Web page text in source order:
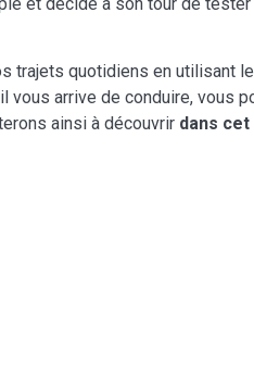
trajets quotidiens en utilisant le
vous arrive de conduire, vous
ainsi à découvrir dans